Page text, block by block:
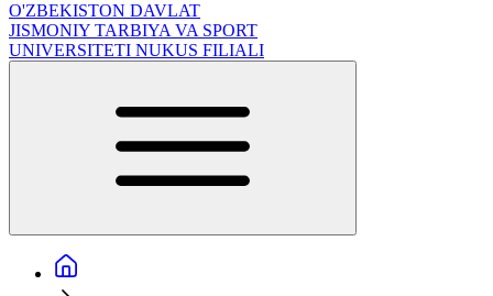
O'ZBEKISTON DAVLAT
JISMONIY TARBIYA VA SPORT
UNIVERSITETI NUKUS FILIALI